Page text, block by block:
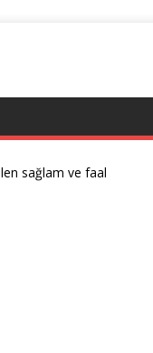
sağlam ve faal